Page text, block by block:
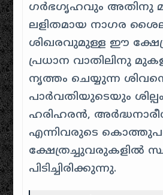
ഗർഭഗൃഹവും അതിനു
ലളിതമായ നാഗര
ശിഖരവുമുള്ള ഈ
പ്രധാന വാതിലിനു
നൃത്തം ചെയ്യുന്ന
പാർവതിയുടെയും
ഹരിഹരൻ,
എന്നിവരുടെ
ക്ഷേത്രച്ചുവരുകളിൽ
പിടിച്ചിരിക്കുന്നു.